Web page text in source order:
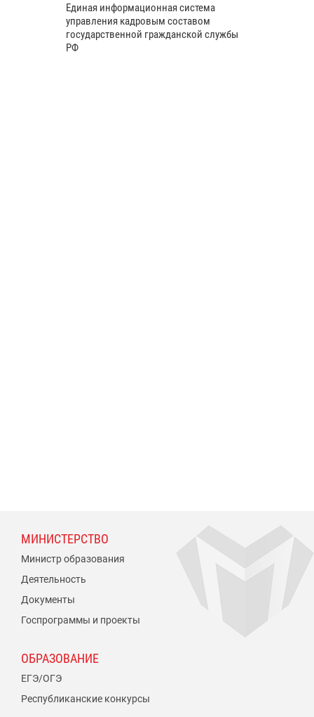
Единая информационная система
управления кадровым составом
государственной гражданской службы
РФ
МИНИСТЕРСТВО
Министр образования
Деятельность
Документы
Госпрограммы и проекты
ОБРАЗОВАНИЕ
ЕГЭ/ОГЭ
Республиканские конкурсы